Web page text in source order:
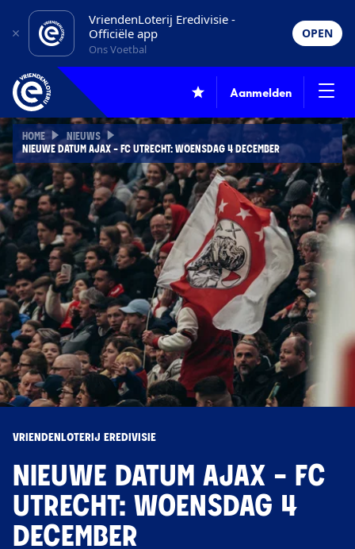
VriendenLoterij Eredivisie -
Officiële app
Ons Voetbal
OPEN
Aanmelden
HOME
NIEUWS
NIEUWE DATUM AJAX - FC UTRECHT: WOENSDAG 4 DECEMBER
VRIENDENLOTERIJ EREDIVISIE
NIEUWE DATUM AJAX - FC
UTRECHT: WOENSDAG 4
DECEMBER